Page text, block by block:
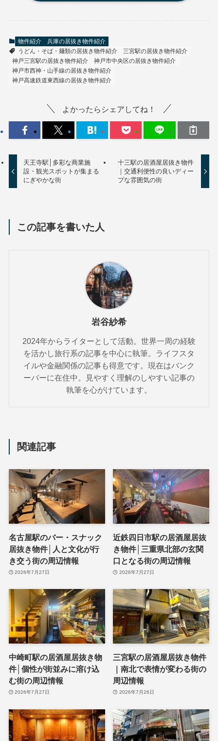
物件紹介
兵庫の居抜き物件紹介
うどん・そば・麺類の居抜き物件紹介
三宮駅の居抜き物件紹介
神戸三宮駅の居抜き物件紹介
神戸市中央区の居抜き物件紹介
神戸市西神・山手線の居抜き物件紹介
神戸高速鉄道東西線の居抜き物件紹介
よかったらシェアしてね！
天王寺駅│多彩な商業施
設・観光スポットが集まる
にぎやかな街
十三駅の居酒屋居抜き物件
｜交通利便性の良いディー
プな雰囲気の街
この記事を書いた人
岩谷紗希
2024年からライターとして活動。世界一周の経験
を活かし旅行系の記事を中心に執筆。ライフスタ
イルや金融関係の記事も得意です。現在はバンク
ーバーに在住中。見やすく理解のしやすい記事の
執筆を心がけています。
関連記事
名古屋駅のバー・スナック
居抜き物件│人と文化が行
き交う街の周辺情報
2026年7月27日
近鉄四日市駅の居酒屋居抜
き物件│三重県北部の玄関
口となる街の周辺情報
2026年7月27日
中崎町駅の居酒屋居抜き物
件│個性が街並みに溶け込
む街の周辺情報
2026年7月27日
三宮駅の居酒屋居抜き物件
｜南北で表情が変わる街の
周辺情報
2026年7月26日